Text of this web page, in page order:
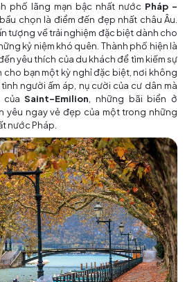
phố lãng mạn bậc nhất nước Pháp -
chọn là điểm đến đẹp nhất châu Âu.
tượng về trải nghiệm đặc biệt dành cho
kỷ niệm khó quên. Thành phố hiện là
yêu thích của du khách để tìm kiếm sự
cho bạn một kỳ nghỉ đặc biệt, nơi không
người ấm áp, nụ cười của cư dân mà
củaSaint-Emilion, những bãi biển ở
yêu ngay vẻ đẹp của một trong những
nước Pháp.